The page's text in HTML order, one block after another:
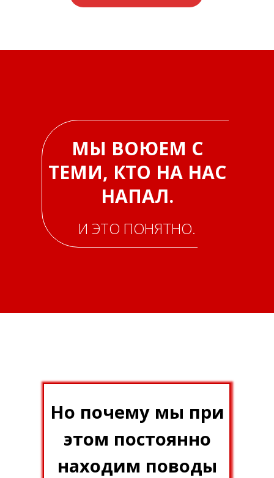
МЫ ВОЮЕМ С
ТЕМИ, КТО НА НАС
НАПАЛ.
И ЭТО ПОНЯТНО.
Но почему мы при
этом постоянно
находим поводы